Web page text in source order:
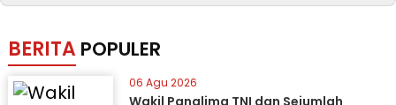
BERITA POPULER
06 Agu 2026
Wakil Panglima TNI dan Sejumlah